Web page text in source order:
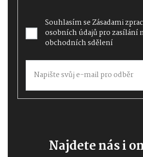
Souhlasím seZásadami
osobních údajůpro zasílání
obchodních sdělení
Najdete nás i